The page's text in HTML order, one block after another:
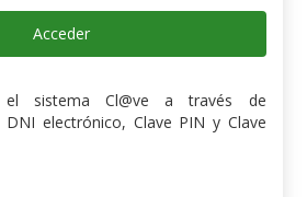
Acceder
el sistema Cl@ve a través de
electrónico, Clave PIN y Clave